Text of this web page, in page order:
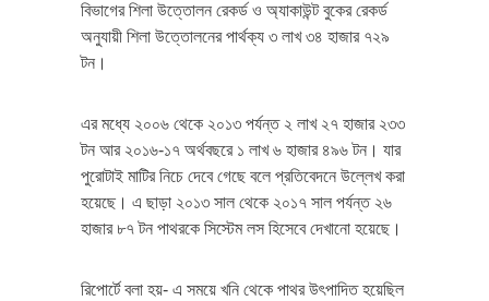
বিভাগের শিলা উত্তোলন রেকর্ড ও অ্যাকাউন্ট বুকের রেকর্ড
অনুযায়ী শিলা উত্তোলনের পার্থক্য ৩ লাখ ৩৪ হাজার ৭২৯
টন।
এর মধ্যে ২০০৬ থেকে ২০১৩ পর্যন্ত ২ লাখ ২৭ হাজার ২৩৩
টন আর ২০১৬-১৭ অর্থবছরে ১ লাখ ৬ হাজার ৪৯৬ টন। যার
পুরোটাই মাটির নিচে দেবে গেছে বলে প্রতিবেদনে উল্লেখ করা
হয়েছে। এ ছাড়া ২০১৩ সাল থেকে ২০১৭ সাল পর্যন্ত ২৬
হাজার ৮৭ টন পাথরকে সিস্টেম লস হিসেবে দেখানো হয়েছে।
রিপোর্টে বলা হয়- এ সময়ে খনি থেকে পাথর উৎপাদিত হয়েছিল